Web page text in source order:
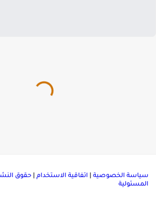
الخصوصية|اتفاقية الاستخدام|حقوق النشر / DMCA